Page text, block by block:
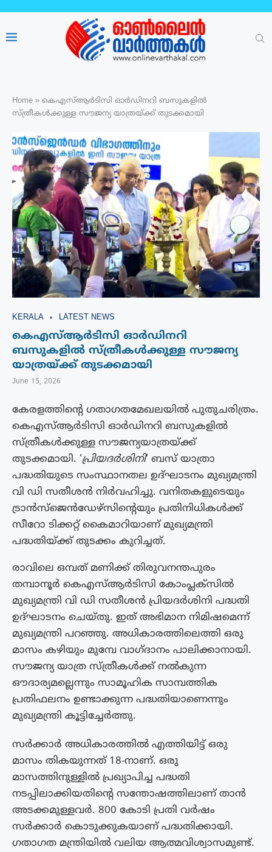
Home » കെഎസ്ആർടിസി ഓർഡിനറി ബസുകളിൽ
സ്ത്രീകൾക്കുള്ള സൗജന്യ യാത്രയ്ക്ക് തുടക്കമായി
KERALA LATEST NEWS
കെഎസ്ആർടിസി ഓർഡിനറി
ബസുകളിൽ സ്ത്രീകൾക്കുള്ള സൗജന്യ
യാത്രയ്ക്ക് തുടക്കമായി
June 15, 2026
കേരളത്തിന്റെ ഗതാഗതമേഖലയിൽ പുതുചരിത്രം.
കെഎസ്ആർടിസി ഓർഡിനറി ബസുകളിൽ
സ്ത്രീകൾക്കുള്ള സൗജന്യയാത്രയ്ക്ക്
തുടക്കമായി. ‘പ്രിയദർശിനി‘ ബസ് യാത്രാ
പദ്ധതിയുടെ സംസ്ഥാനതല ഉദ്ഘാടനം മുഖ്യമന്ത്രി
വി ഡി സതീശൻ നിർവഹിച്ചു. വനിതകളുടെയും
ട്രാൻസ്ജെൻഡേഴ്സിന്റെയും പ്രതിനിധികൾക്ക്
സീറോ ടിക്കറ്റ് കൈമാറിയാണ് മുഖ്യമന്ത്രി
പദ്ധതിയ്ക്ക് തുടക്കം കുറിച്ചത്.
രാവിലെ ഒമ്പത് മണിക്ക് തിരുവനന്തപുരം
തമ്പാനൂർ കെഎസ്ആർടിസി കോംപ്ലക്സിൽ
മുഖ്യമന്ത്രി വി ഡി സതീശൻ പ്രിയദർശിനി പദ്ധതി
ഉദ്ഘാടനം ചെയ്തു. ഇത് അഭിമാന നിമിഷമെന്ന്
മുഖ്യമന്ത്രി പറഞ്ഞു. അധികാരത്തിലെത്തി ഒരു
മാസം കഴിയും മുമ്പേ വാഗ്ദാനം പാലിക്കാനായി.
സൗജന്യ യാത്ര സ്ത്രീകൾക്ക് നൽകുന്ന
ഔദാര്യമല്ലെന്നും സാമൂഹിക സാമ്പത്തിക
പ്രതിഫലനം ഉണ്ടാക്കുന്ന പദ്ധതിയാണെന്നും
മുഖ്യമന്ത്രി കൂട്ടിച്ചേര്‍ത്തു.
സർക്കാർ അധികാരത്തിൽ എത്തിയിട്ട് ഒരു
മാസം തികയുന്നത് 18-നാണ്. ഒരു
മാസത്തിനുള്ളിൽ പ്രഖ്യാപിച്ച പദ്ധതി
നടപ്പിലാക്കിയതിന്റെ സന്തോഷത്തിലാണ് താൻ
അടക്കമുള്ളവർ. 800 കോടി പ്രതി വർഷം
സർക്കാർ കൊടുക്കുകയാണ് പദ്ധതിക്കായി.
ഗതാഗത മന്ത്രിയിൽ വലിയ ആത്മവിശ്വാസമുണ്ട്.